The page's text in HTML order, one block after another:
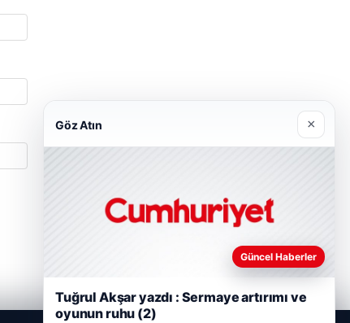
Göz Atın ×
Güncel Haberler
Tuğrul Akşar yazdı : Sermaye artırımı ve
oyunun ruhu (2)